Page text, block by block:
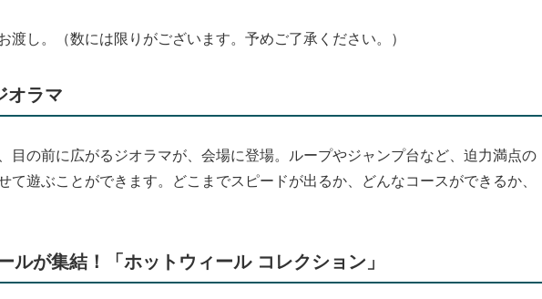
渡し。（数には限りがございます。予めご了承ください。）
オラマ
目の前に広がるジオラマが、会場に登場。ループやジャンプ台など、迫力満点の
て遊ぶことができます。どこまでスピードが出るか、どんなコースができるか、
ルが集結！「ホットウィール コレクション」